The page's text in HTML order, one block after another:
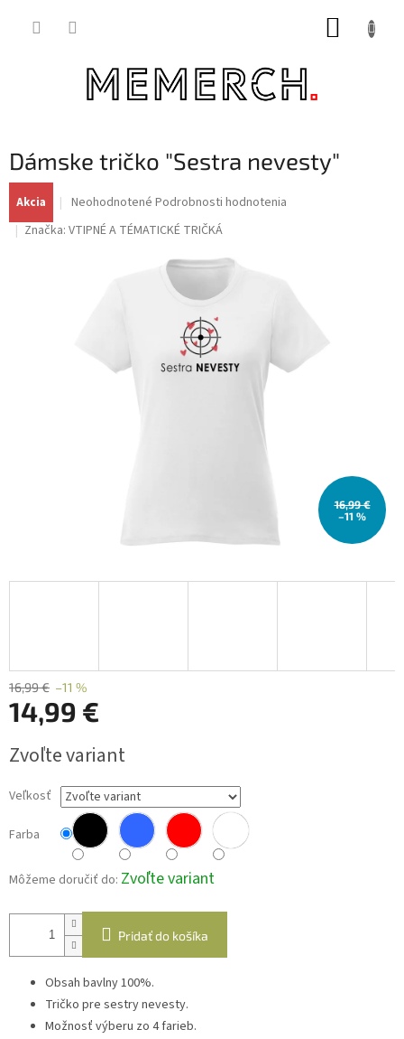
Dámske tričko "Sestra nevesty"
Akcia
Priemerné
produktu
Neohodnotené Podrobnosti hodnotenia
Značka: VTIPNÉ A TÉMATICKÉ TRIČKÁ
16,99 €
–11 %
16,99 € –11 %
14,99 €
cena:
Zvoľte variant
Veľkosť
Farba
Môžeme doručiť do: Zvoľte variant
Pridať do košíka
Obsah bavlny 100%.
Tričko pre sestry nevesty.
Možnosť výberu zo 4 farieb.